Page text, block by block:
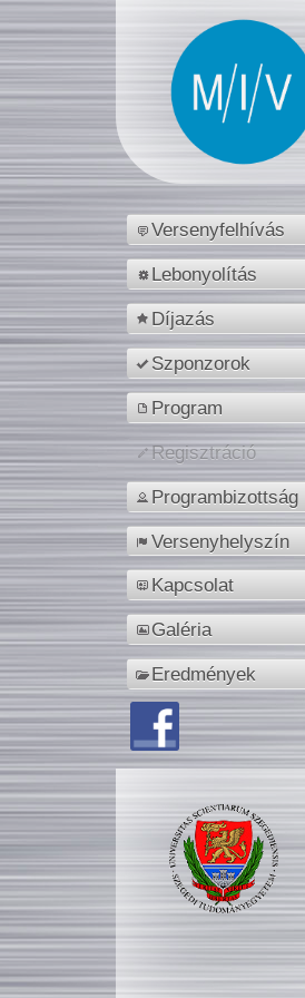
Versenyfelhívás
Lebonyolítás
Díjazás
Szponzorok
Program
Regisztráció
Programbizottság
Versenyhelyszín
Kapcsolat
Galéria
Eredmények